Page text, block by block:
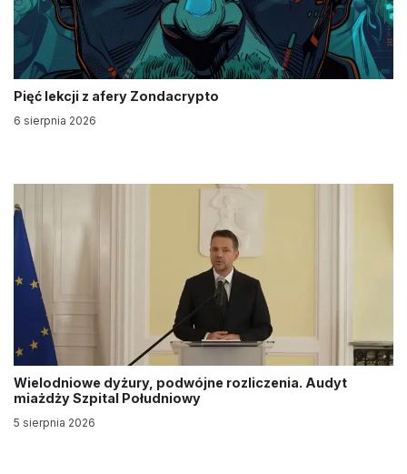
Pięć lekcji z afery Zondacrypto
6 sierpnia 2026
Wielodniowe dyżury, podwójne rozliczenia. Audyt
miażdży Szpital Południowy
5 sierpnia 2026